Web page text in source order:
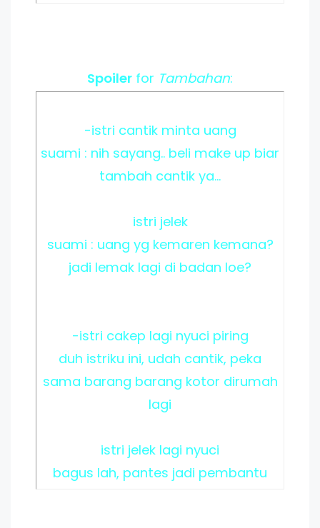
Spoiler for Tambahan:
-istri cantik minta uang
suami : nih sayang.. beli make up biar
tambah cantik ya...
istri jelek
suami : uang yg kemaren kemana?
jadi lemak lagi di badan loe?
-istri cakep lagi nyuci piring
duh istriku ini, udah cantik, peka
sama barang barang kotor dirumah
lagi
istri jelek lagi nyuci
bagus lah, pantes jadi pembantu